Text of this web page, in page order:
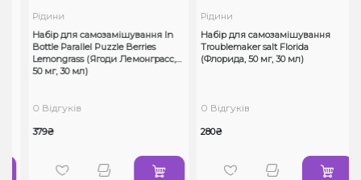
Рідини
Набір для самозамішування In
Bottle Parallel Puzzle Berries
Lemongrass (Ягоди Лемонграсс,
50 ​​мг, 30 мл)
0 Відгуків
379₴
Рідини
Набір для самозамішування
Troublemaker salt Florida
(Флорида, 50 мг, 30 мл)
0 Відгуків
280₴